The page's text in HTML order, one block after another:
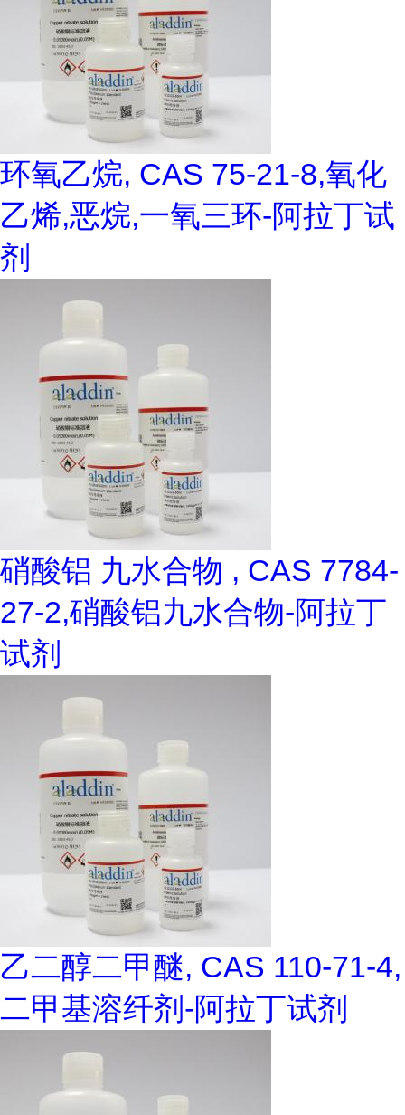
环氧乙烷, CAS 75-21-8,氧化
乙烯,恶烷,一氧三环-阿拉丁试
剂
硝酸铝 九水合物 , CAS 7784-
27-2,硝酸铝九水合物-阿拉丁
试剂
乙二醇二甲醚, CAS 110-71-4,
二甲基溶纤剂-阿拉丁试剂